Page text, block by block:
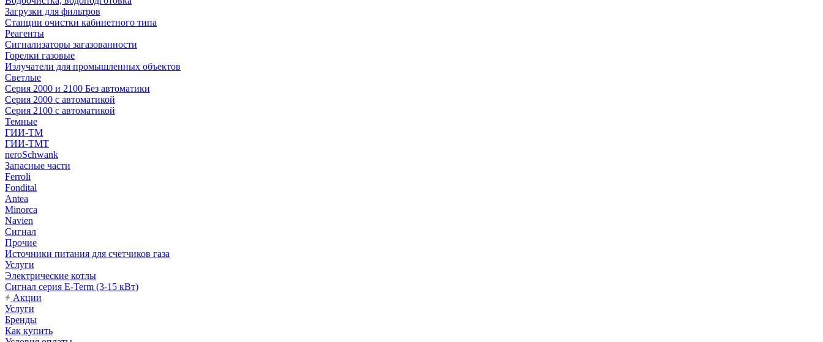
Загрузки для фильтров
Станции очистки кабинетного типа
Реагенты
Сигнализаторы загазованности
Горелки газовые
Излучатели для промышленных объектов
Светлые
Серия 2000 и 2100 Без автоматики
Серия 2000 с автоматикой
Серия 2100 с автоматикой
Темные
ГИИ-ТМ
ГИИ-ТМТ
neroSchwank
Запасные части
Ferroli
Fondital
Antea
Minorca
Navien
Сигнал
Прочие
Источники питания для счетчиков газа
Услуги
Электрические котлы
Сигнал серия E-Term (3-15 кВт)
Акции
Услуги
Бренды
Как купить